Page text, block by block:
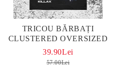
TRICOU BĂRBAȚI
CLUSTERED OVERSIZED
39.90Lei
57.00Lei